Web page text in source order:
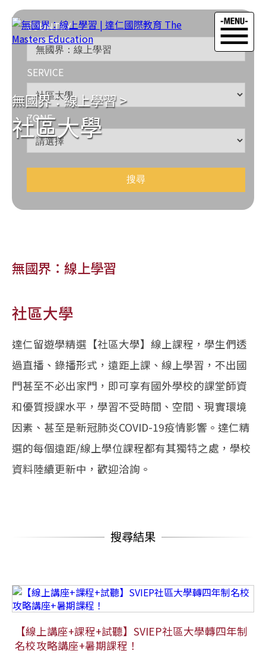
無國界：線上學習>
社區大學
COUNTRY
SERVICE
ZONE
無國界：線上學習
社區大學
達仁留遊學精選【社區大學】線上課程，學生們透
過直播、錄播形式，遠距上課、線上學習，不出國
門甚至不必出家門，即可享有國外學校的課堂師資
和優質授課水平，學習不受時間、空間、現實環境
因素、甚至是新冠肺炎COVID-19疫情影響。達仁精
選的每個遠距/線上學位課程都有其獨特之處，學校
資料陸續更新中，歡迎洽詢。
搜尋結果
【線上講座+課程+試聽】SVIEP社區大學轉四年制
名校攻略講座+暑期課程！